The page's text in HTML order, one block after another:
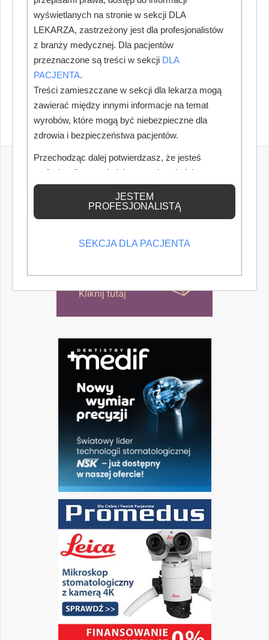
wyświetlanych na stronie w sekcji DLA
LEKARZA, zastrzeżony jest dla profesjonalistów
z branży medycznej. Dla pacjentów
przeznaczone są treści w sekcji DLA
PACJENTA.
Treści zamieszczane w sekcji dla lekarza mogą
zawierać między innymi informacje na temat
wyrobów, które mogą być niebezpieczne dla
zdrowia i bezpieczeństwa pacjentów.
Przechodząc dalej potwierdzasz, że jesteś
profesjonalistą posiadającym odpowiednią
wiedzę medyczną.
JESTEM
PROFESJONALISTĄ
SEKCJA DLA PACJENTA